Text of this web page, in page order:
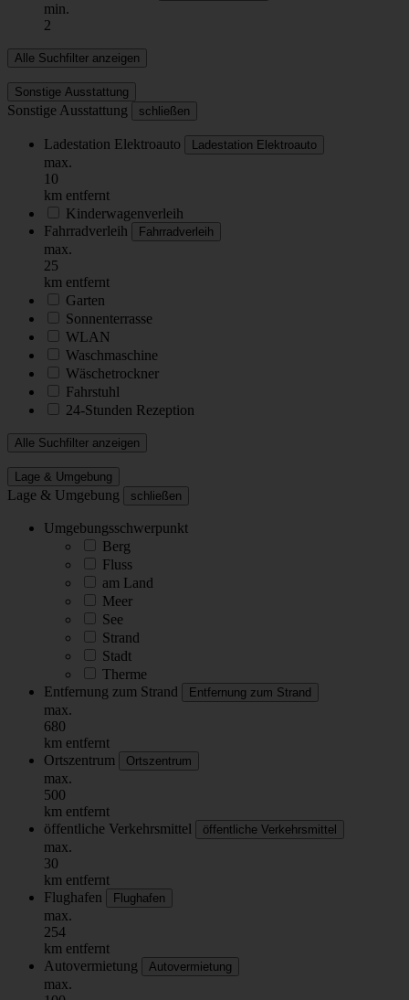
min.
2
Alle Suchfilter anzeigen
Sonstige Ausstattung
Sonstige Ausstattung schließen
Ladestation Elektroauto Ladestation Elektroauto
max.
10
km entfernt
Kinderwagenverleih
Fahrradverleih
Fahrradverleih
max.
25
km entfernt
Garten
Sonnenterrasse
WLAN
Waschmaschine
Wäschetrockner
Fahrstuhl
24-Stunden Rezeption
Alle Suchfilter anzeigen
Lage & Umgebung
Lage & Umgebung schließen
Umgebungsschwerpunkt
Berg
Fluss
am Land
Meer
See
Strand
Stadt
Therme
Entfernung zum Strand
Entfernung zum Strand
max.
680
km entfernt
Ortszentrum
Ortszentrum
max.
500
km entfernt
öffentliche Verkehrsmittel
öffentliche Verkehrsmittel
max.
30
km entfernt
Flughafen
Flughafen
max.
254
km entfernt
Autovermietung
Autovermietung
max.